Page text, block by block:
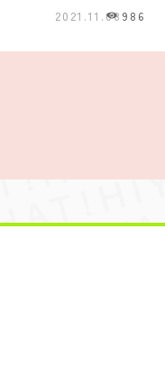
2021.11.08 986